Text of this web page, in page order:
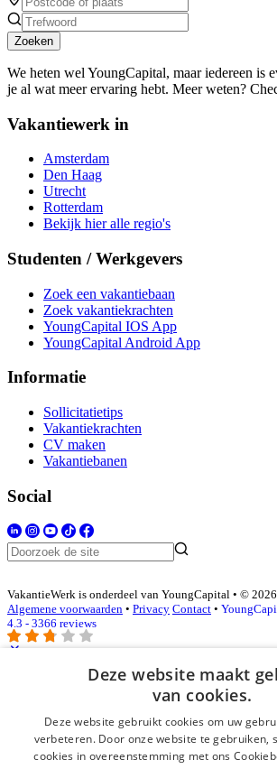
Zoeken
We heten wel YoungCapital, maar iedereen is
je al wat meer ervaring hebt. Meer weten?
Vakantiewerk in
Amsterdam
Den Haag
Utrecht
Rotterdam
Bekijk hier alle regio's
Studenten / Werkgevers
Zoek een vakantiebaan
Zoek vakantiekrachten
YoungCapital IOS App
YoungCapital Android App
Informatie
Sollicitatietips
Vakantiekrachten
CV maken
Vakantiebanen
Social
VakantieWerk is onderdeel van YoungCapital • ©
Algemene voorwaarden • Privacy Contact •
4.3 - 3366 reviews
E-mail*
Wachtwoord
Deze website maakt
van cookies.
Deze website gebruikt cookies om uw
verbeteren. Door onze website te gebruiken,
cookies in overeenstemming met ons